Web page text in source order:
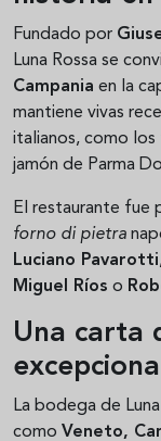
Fundado por
Luna Rossa se
Campania en la
mantiene vivas
italianos, como
jamón de Parma
El restaurante fue
forno di pietra
Luciano Pavarotti
Miguel Ríos o
Una carta
La bodega de
como Veneto,